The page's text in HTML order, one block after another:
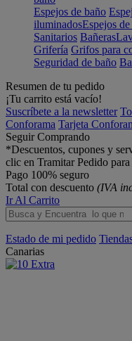
Espejos de baño
iluminadosEspejos
Sanitarios Bañeras
Grifería Grifos para
Seguridad de baño
Resumen de tu pedido
¡Tu carrito está vacío!
Suscríbete a la newsletter
Conforama Tarjeta
Seguir Comprando
*Descuentos, cupones y
clic en Tramitar Pedido
Pago 100% seguro
Total con descuento (IVA
Ir Al Carrito
Estado de mi pedido
Canarias